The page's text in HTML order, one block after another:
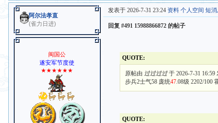
阿尔法孝直
(雀力日进)
闽国公
遂安军节度使
★★★★★★
发表于 2026-7-31 23:24 资料 个人空间 短
回复 #491 15988866872 的帖子
QUOTE:
原帖由 过过过过于 2026-7-31 16:59
步兵2士气58 庞统47.08级 2202/100
QUOTE: